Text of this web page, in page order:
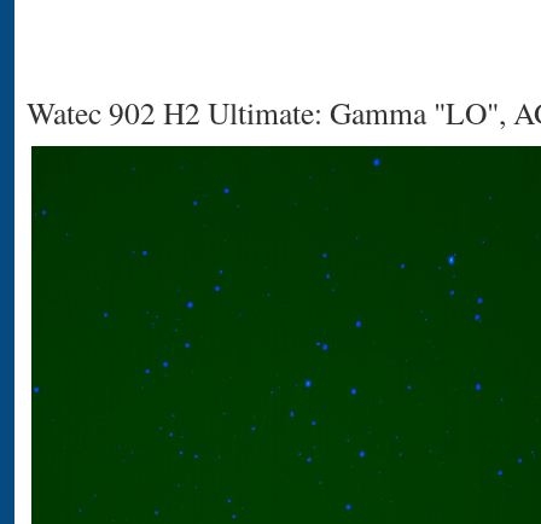
Watec 902 H2 Ultimate: Gamma "LO",